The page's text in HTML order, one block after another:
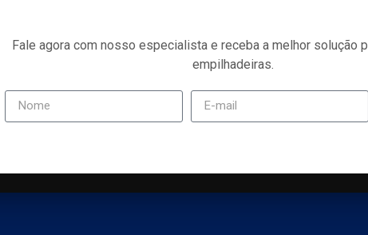
Fale agora com nosso especialista e receba a melhor solução
empilhadeiras.